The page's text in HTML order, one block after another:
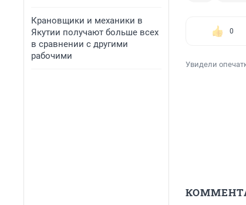
Крановщики и механики в
Якутии получают больше всех
в сравнении с другими
рабочими
0
Увидели